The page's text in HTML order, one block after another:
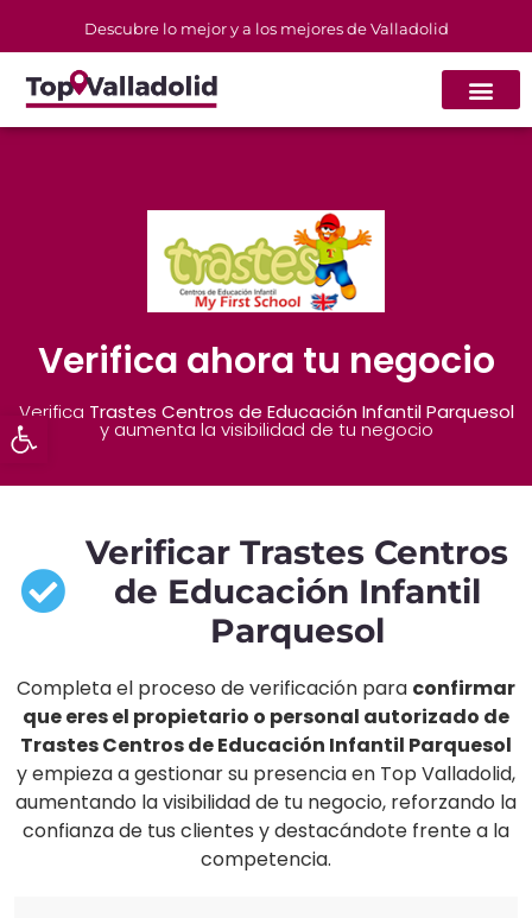
Abrir barra de herramientas
Descubre lo mejor y a los mejores de Valladolid
Verifica ahora tu negocio
Verifica Trastes Centros de Educación Infantil Parquesol
y aumenta la visibilidad de tu negocio
Verificar Trastes Centros
de Educación Infantil
Parquesol
Completa el proceso de verificación para confirmar
que eres el propietario o personal autorizado de
Trastes Centros de Educación Infantil Parquesol
y empieza a gestionar su presencia en Top Valladolid,
aumentando la visibilidad de tu negocio, reforzando la
confianza de tus clientes y destacándote frente a la
competencia.